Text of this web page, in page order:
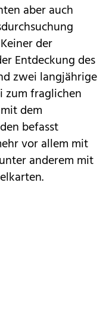
aber auch
der
Entdeckung des
zwei langjährige
zum fraglichen
dem
befasst
vor allem mit
anderem mit